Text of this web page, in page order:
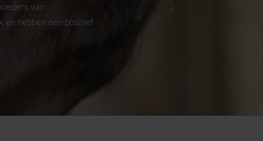
van
hebben een positief